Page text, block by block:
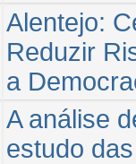
Alentejo:
Reduzir
a
A análise
estudo